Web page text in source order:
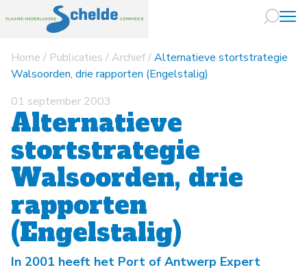
Naar
Home / Publicaties /Archief/Alternatieve stortstrategie
Walsoorden, drie rapporten (Engelstalig)
01 september 2003
Alternatieve
stortstrategie
Walsoorden, drie
rapporten
(Engelstalig)
In 2001 heeft het Port of Antwerp Expert